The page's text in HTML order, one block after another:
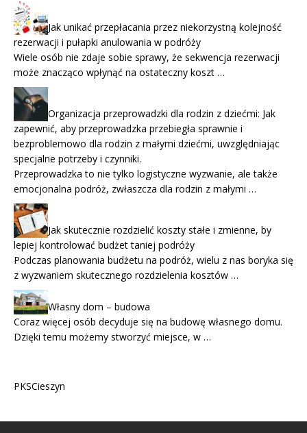
Jak unikać przepłacania przez niekorzystną kolejność
rezerwacji i pułapki anulowania w podróży
Wiele osób nie zdaje sobie sprawy, że sekwencja rezerwacji
może znacząco wpłynąć na ostateczny koszt …
Organizacja przeprowadzki dla rodzin z dziećmi: Jak
zapewnić, aby przeprowadzka przebiegła sprawnie i
bezproblemowo dla rodzin z małymi dziećmi, uwzględniając
specjalne potrzeby i czynniki.
Przeprowadzka to nie tylko logistyczne wyzwanie, ale także
emocjonalna podróż, zwłaszcza dla rodzin z małymi …
Jak skutecznie rozdzielić koszty stałe i zmienne, by
lepiej kontrolować budżet taniej podróży
Podczas planowania budżetu na podróż, wielu z nas boryka się
z wyzwaniem skutecznego rozdzielenia kosztów …
Własny dom – budowa
Coraz więcej osób decyduje się na budowę własnego domu.
Dzięki temu możemy stworzyć miejsce, w …
PKSCieszyn